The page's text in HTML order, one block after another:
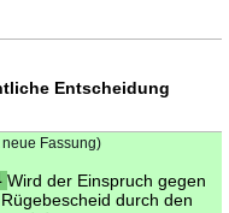
Entscheidung
neue Fassung)
Wird der Einspruch gegen
durch den